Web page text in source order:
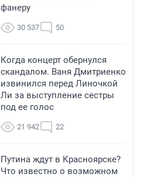
фанеру
30 537 50
Когда концерт обернулся
скандалом. Ваня Дмитриенко
извинился перед Линочкой
Ли за выступление сестры
под ее голос
21 942 22
Путина ждут в Красноярске?
Что известно о возможном